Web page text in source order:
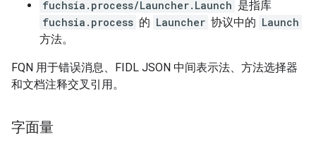
fuchsia.process/Launcher.Launch 是指库
fuchsia.process 的 Launcher 协议中的 Launch
方法。
FQN 用于错误消息、FIDL JSON 中间表示法、方法选择器
和文档注释交叉引用。
字面量